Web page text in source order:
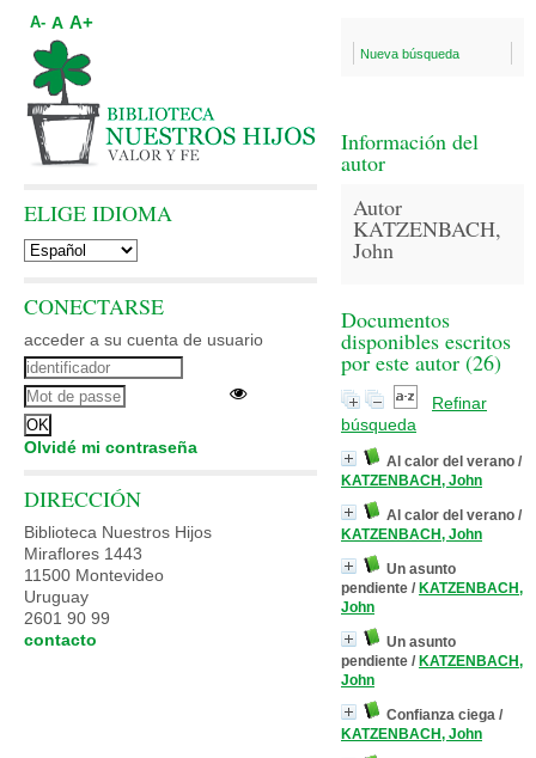
Nueva búsqueda
Información del
autor
Autor
KATZENBACH,
John
Documentos
disponibles escritos
por este autor (26)
Refinar
búsqueda
Al calor del verano /
KATZENBACH, John
Al calor del verano /
KATZENBACH, John
Un asunto
pendiente / KATZENBACH,
John
Un asunto
pendiente / KATZENBACH,
John
Confianza ciega /
KATZENBACH, John
A- A A+
ELIGE IDIOMA
CONECTARSE
acceder a su cuenta de usuario
Olvidé mi contraseña
DIRECCIÓN
Biblioteca Nuestros Hijos
Miraflores 1443
11500 Montevideo
Uruguay
2601 90 99
contacto